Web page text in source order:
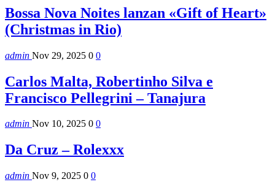
Bossa Nova Noites lanzan «Gift of Heart»
(Christmas in Rio)
admin Nov 29, 2025 0 0
Carlos Malta, Robertinho Silva e
Francisco Pellegrini – Tanajura
admin Nov 10, 2025 0 0
Da Cruz – Rolexxx
admin Nov 9, 2025 0 0